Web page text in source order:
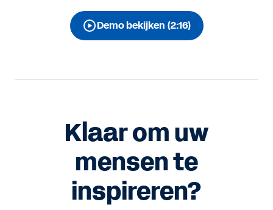
Demo bekijken (2:16)
Klaar om uw
mensen te
inspireren?